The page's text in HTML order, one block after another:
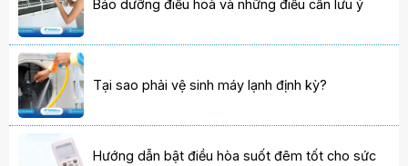
Bảo dưỡng điều hoà và những điều cần lưu ý
Tại sao phải vệ sinh máy lạnh định kỳ?
Hướng dẫn bật điều hòa suốt đêm tốt cho sức